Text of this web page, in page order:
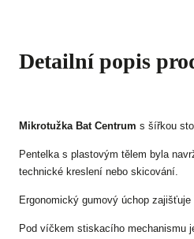
Detailní popis
Mikrotužka Bat Centrum s šířkou
Pentelka s plastovým tělem byla
technické kreslení nebo skicování.
Ergonomický gumový úchop zajišťuje
Pod víčkem stiskacího mechanismu